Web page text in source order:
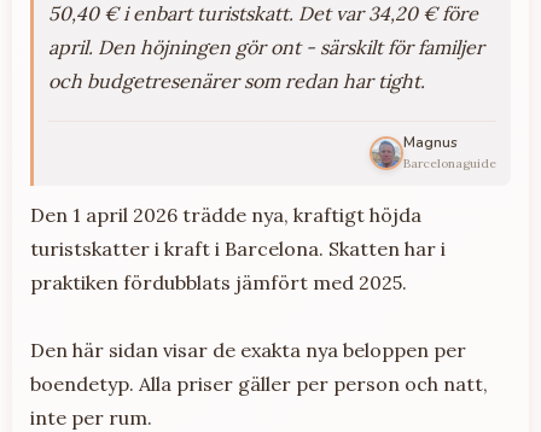
50,40 € i enbart turistskatt. Det var 34,20 € före
april. Den höjningen gör ont - särskilt för familjer
och budgetresenärer som redan har tight.
Magnus
Barcelonaguide
Den 1 april 2026 trädde nya, kraftigt höjda
turistskatter i kraft i Barcelona. Skatten har i
praktiken fördubblats jämfört med 2025.
Den här sidan visar de exakta nya beloppen per
boendetyp. Alla priser gäller per person och natt,
inte per rum.